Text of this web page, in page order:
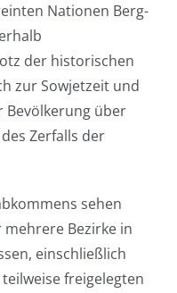
Nationen Berg-
der historischen
zur Sowjetzeit und
Bevölkerung über
Zerfalls der
sehen
Bezirke in
einschließlich
freigelegten